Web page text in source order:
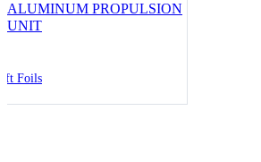
ALUMINUM PROPULSION
UNIT
Foils